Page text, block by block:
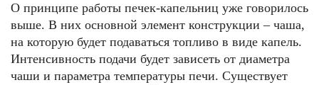
О принципе работы печек-капельниц уже говорилось
выше. В них основной элемент конструкции – чаша,
на которую будет подаваться топливо в виде капель.
Интенсивность подачи будет зависеть от диаметра
чаши и параметра температуры печи. Существует